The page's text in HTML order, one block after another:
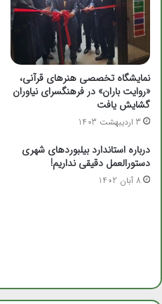
نمایشگاه تخصصی هنرهای قرآنی،
«روایت باران» در فرهنگسرای نیاوران
گشایش یافت
3 اردیبهشت 1403
درباره استاندارد بیلبوردهاى شهرى
دستورالعمل دقیقى نداریم!
8 آبان 1402